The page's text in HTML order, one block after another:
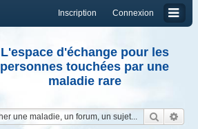
Connexion
Inscription
L'espace d'échange pour les
personnes touchées par une
maladie rare